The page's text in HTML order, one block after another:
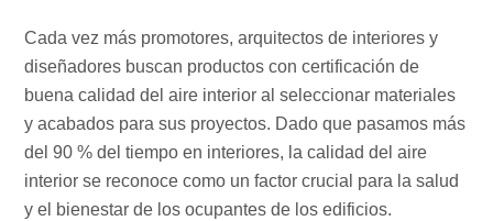
Cada vez más promotores, arquitectos de interiores y
diseñadores buscan productos con certificación de
buena calidad del aire interior al seleccionar materiales
y acabados para sus proyectos. Dado que pasamos más
del 90 % del tiempo en interiores, la calidad del aire
interior se reconoce como un factor crucial para la salud
y el bienestar de los ocupantes de los edificios.